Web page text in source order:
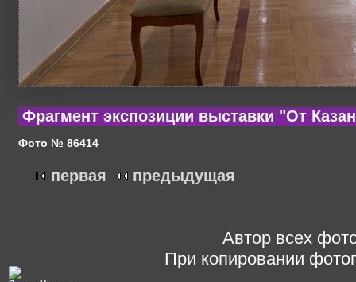
Фрагмент экспозиции выставки "От
Фото № 86414
первая предыдущая
Автор всех
При копировании